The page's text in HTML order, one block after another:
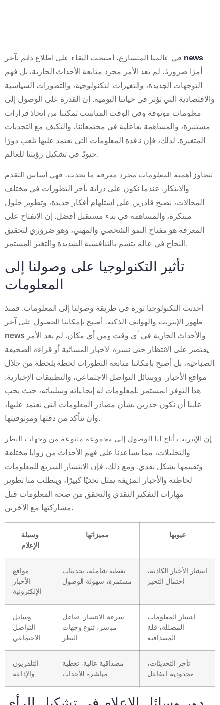
news
أمرًا ضروريًا. لم يعد الأمر مجرد متابعة الأحداث الجارية، بل فهم
التوجهات الجديدة، والتغيرات التكنولوجية، والتطورات السياسية
والاقتصادية التي تؤثر في حياتنا اليومية. إن القدرة على الوصول إلى
معلومات موثوقة وفي الوقت المناسب تمكننا من اتخاذ قرارات
مستنيرة، والمساهمة بفاعلية في مجتمعاتنا، والتكيف مع التحديات
المتغيرة. لذلك، فإن نافذة المعلومات التي نعتمد عليها تلعب دورًا
حيويًا في تشكيل رؤيتنا للعالم.
تتجاوز أهمية المعلومات مجرد معرفة ما يحدث، فهي أساس التقدم
والابتكار. عندما نكون على دراية بآخر التطورات في مختلف
المجالات، نصبح قادرين على استلهام أفكار جديدة، وتطوير حلول
مبتكرة، والمساهمة في بناء مستقبل أفضل. إن الانفتاح على
المعرفة هو مفتاح النمو الشخصي والمهني، وهو ضروري لتحقيق
النجاح في عالم يتسم بالتنافسية الشديدة والتغير المستمر.
تأثير التكنولوجيا على وصولنا إلى
المعلومات
أحدثت التكنولوجيا ثورة في طريقة وصولنا إلى المعلومات. فمنذ
ظهور الإنترنت والهواتف الذكية، أصبح بإمكاننا الحصول على آخر
news
يقتصر على الانتظار حتى نشرة الأخبار المسائية أو قراءة الصحيفة
الصباحية، بل أصبح بإمكاننا متابعة التطورات لحظة بلحظة من خلال
مواقع الأخبار، ووسائل التواصل الاجتماعي، والتطبيقات الإخبارية.
هذا التوفر المستمر للمعلومات له إيجابياته وسلبياته، حيث يجب
علينا أن نكون حذرين بشأن مصادر المعلومات التي نعتمد عليها،
وأن نتأكد من دقتها وموثوقيتها.
إن الإنترنت أتاح لنا الوصول إلى مجموعة متنوعة من وجهات النظر
والتحليلات، مما يساعدنا على فهم الأحداث من زوايا مختلفة
وتقييمها بشكل نقدي. ومع ذلك، فإن الانتشار السريع للمعلومات
الخاطئة والأخبار المزيفة يمثل تحديًا كبيرًا، ويتطلب منا تطوير
مهارات التفكير النقدي والتحقق من صحة المعلومات قبل
مشاركتها مع الآخرين.
وسيلة
الإعلام
مميزاتها عيوبها
مواقع
الأخبار
الإلكترونية
تغطية شاملة، تحديثات
مستمرة، سهولة الوصول
انتشار الأخبار الكاذبة،
احتمال التحيز
وسائل
التواصل
الاجتماعي
سرعة الانتشار، تفاعل
مباشر، تنوع وجهات
النظر
انتشار المعلومات
المضللة، قلة
المصداقية
التلفزيون
والإذاعة
مصداقية عالية، تغطية
مباشرة للأحداث
تأخر التحديثات،
محدودية التفاعل